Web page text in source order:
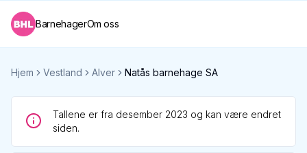
BarnehagerOm oss
Hjem Vestland Alver Natås barnehage SA
Tallene er fra desember 2023 og kan være endret
siden.